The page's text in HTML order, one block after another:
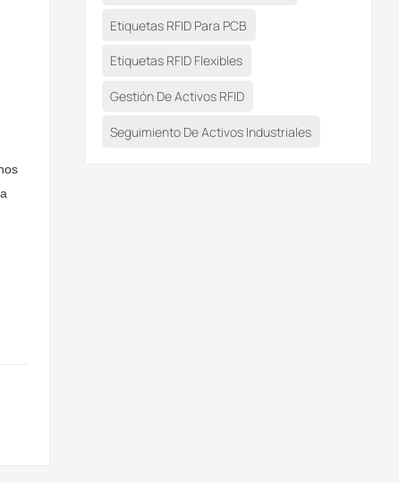
Etiquetas RFID Para PCB
Etiquetas RFID Flexibles
Gestión De Activos RFID
Seguimiento De Activos Industriales